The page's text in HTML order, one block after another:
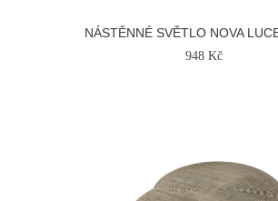
NÁSTĚNNÉ SVĚTLO NOVA
948 Kč